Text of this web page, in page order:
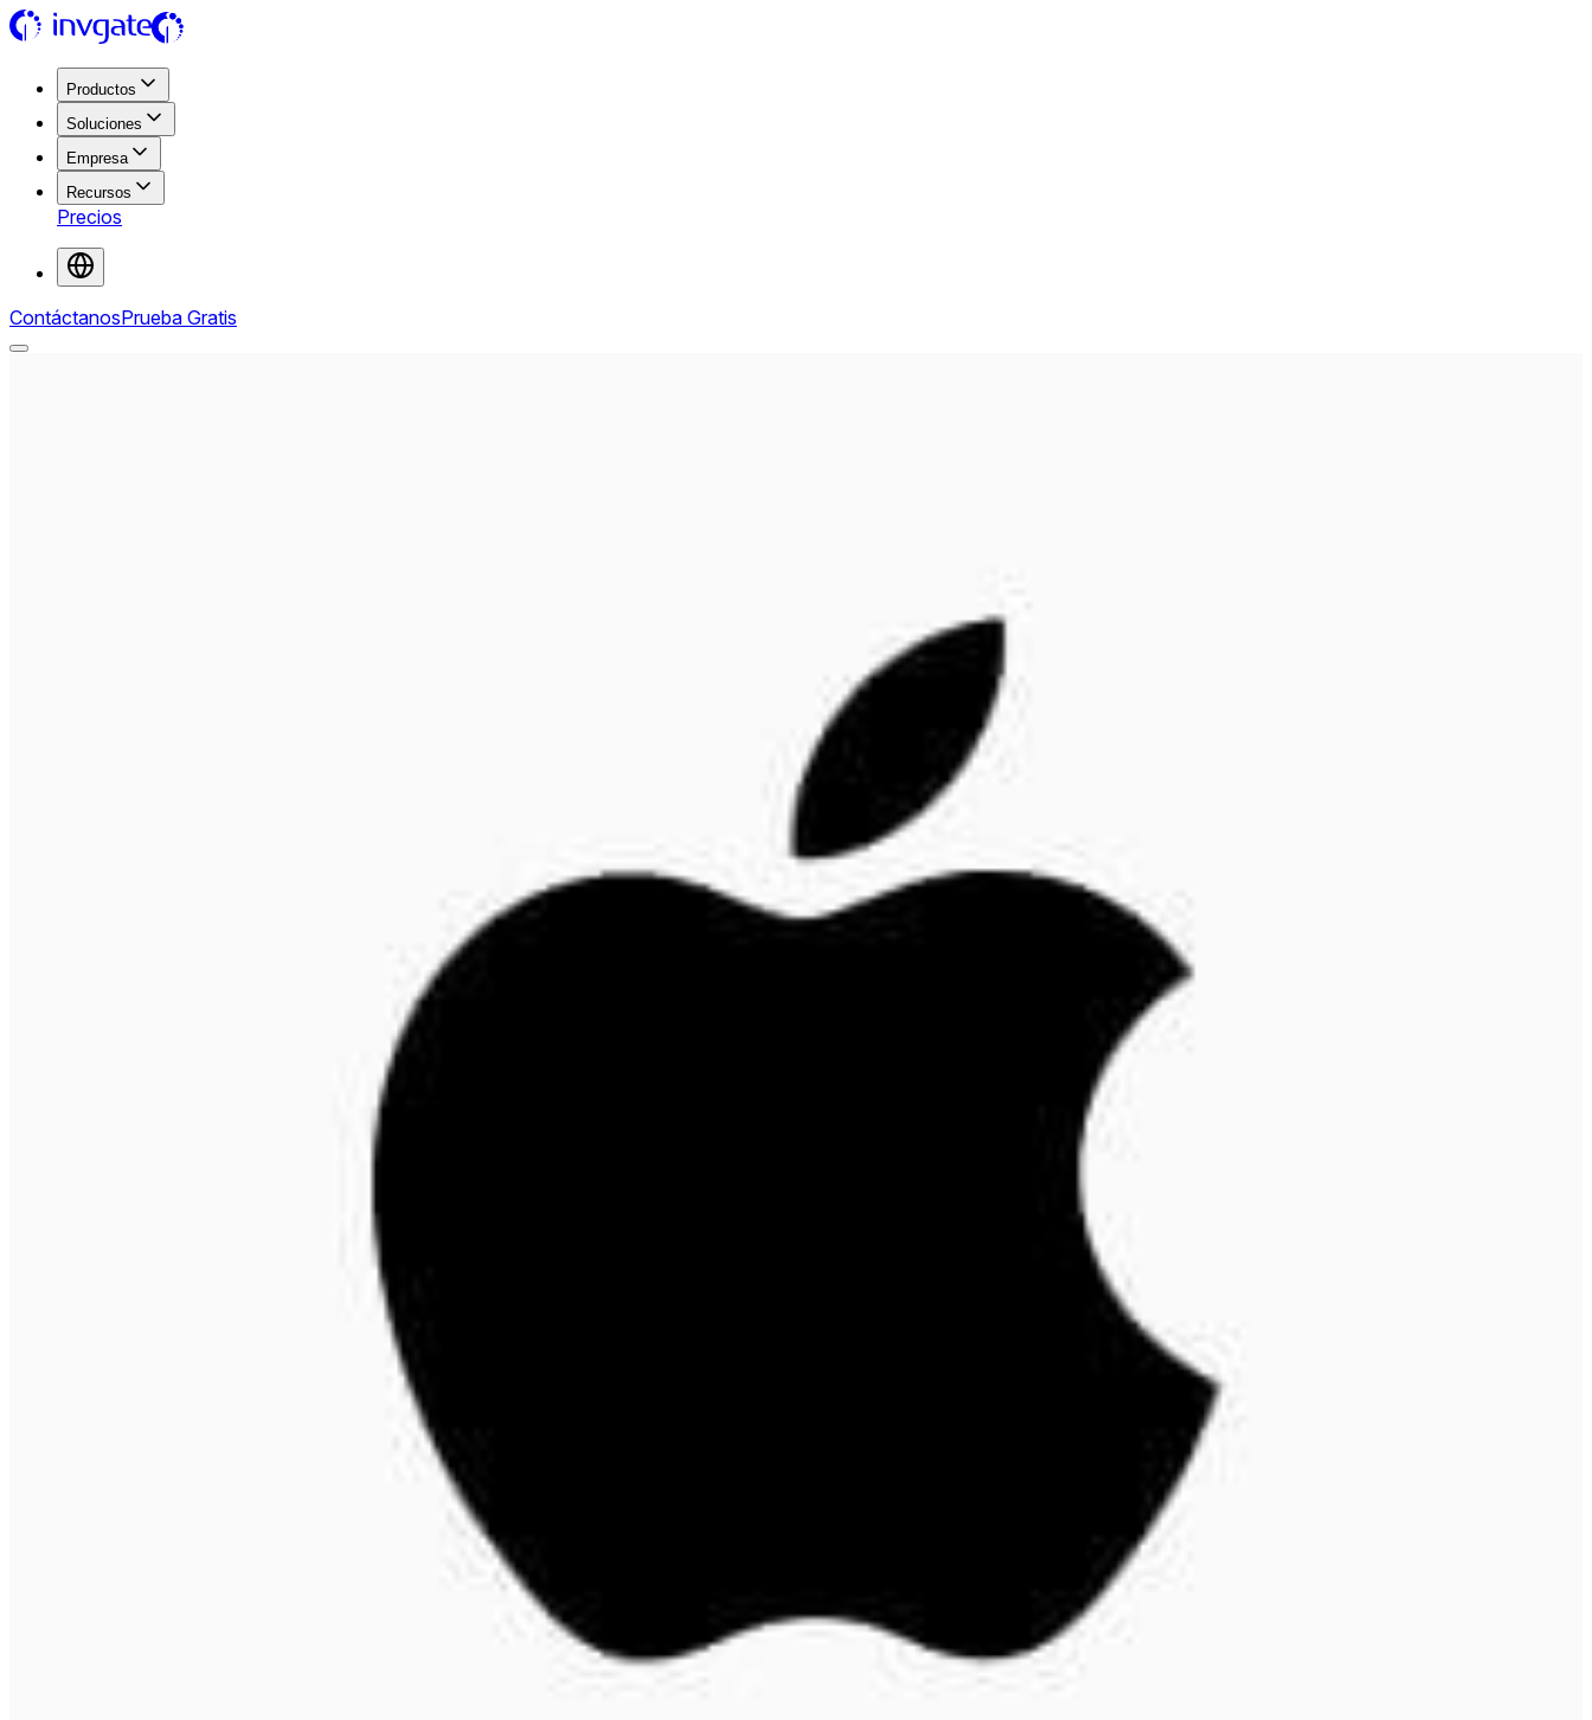
Productos
Soluciones
Empresa
Recursos
Precios
ContáctanosPrueba Gratis